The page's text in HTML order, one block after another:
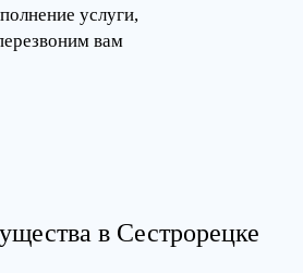
услуги,
вам
в Сестрорецке